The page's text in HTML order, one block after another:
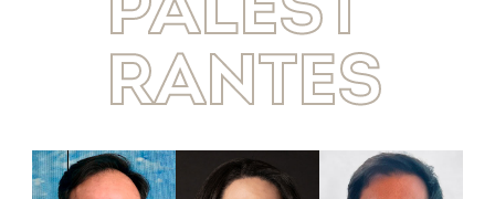
PALEST
RANTES